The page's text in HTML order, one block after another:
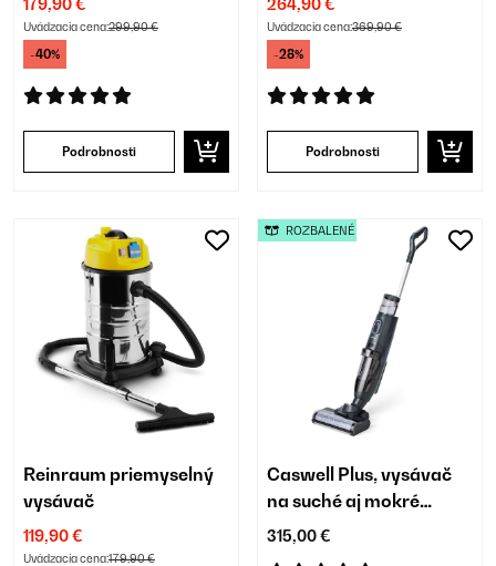
maximálna doba
prevádzky 45 min
179,90 €
Uvádzacia cena:299,90 €
-40%
Podrobnosti
264,90 €
Uvádzacia cena:369,90 €
-28%
Podrobnosti
Reinraum priemyselný
vysávač
119,90 €
Uvádzacia cena:179,90 €
Caswell Plus, vysávač
na suché aj mokré
vysávanie
315,00 €
ROZBALENÉ